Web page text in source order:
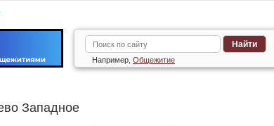
Найти
Например, Общежитие
Западное